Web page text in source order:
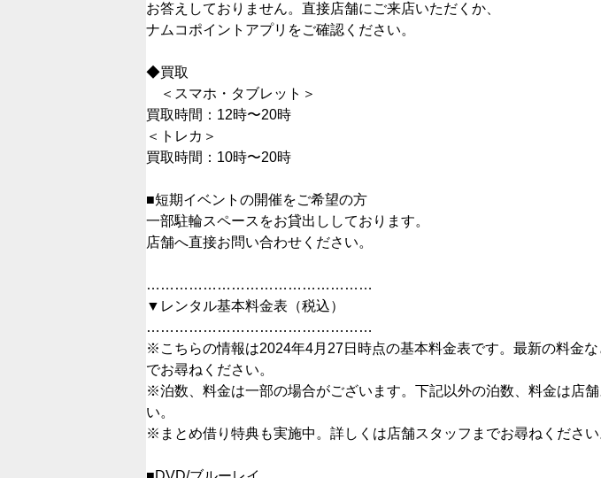
お答えしておりません。直接店舗にご来店いただくか、
ナムコポイントアプリをご確認ください。
◆買取
＜スマホ・タブレット＞
買取時間：12時〜20時
＜トレカ＞
買取時間：10時〜20時
■短期イベントの開催をご希望の方
一部駐輪スペースをお貸出ししております。
店舗へ直接お問い合わせください。
…………………………………………
▼レンタル基本料金表（税込）
…………………………………………
※こちらの情報は2024年4月27日時点の基本料金表です。最新の料金な
でお尋ねください。
※泊数、料金は一部の場合がございます。下記以外の泊数、料金は店
い。
※まとめ借り特典も実施中。詳しくは店舗スタッフまでお尋ねください